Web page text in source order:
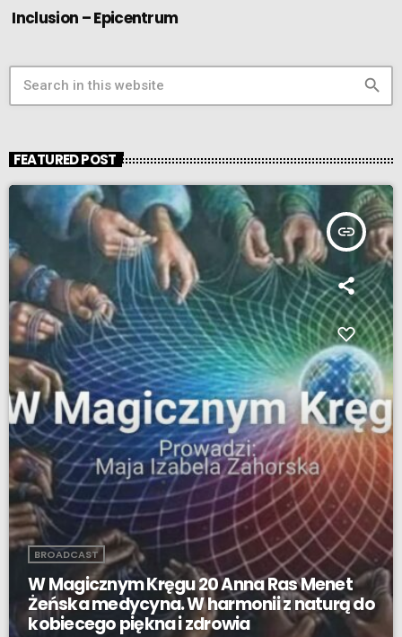
Inclusion – Epicentrum
search
FEATURED POST
insert_link
BROADCAST
W Magicznym Kręgu 20 Anna Ras Menet
Żeńska medycyna. W harmonii z naturą do
kobiecego piękna i zdrowia